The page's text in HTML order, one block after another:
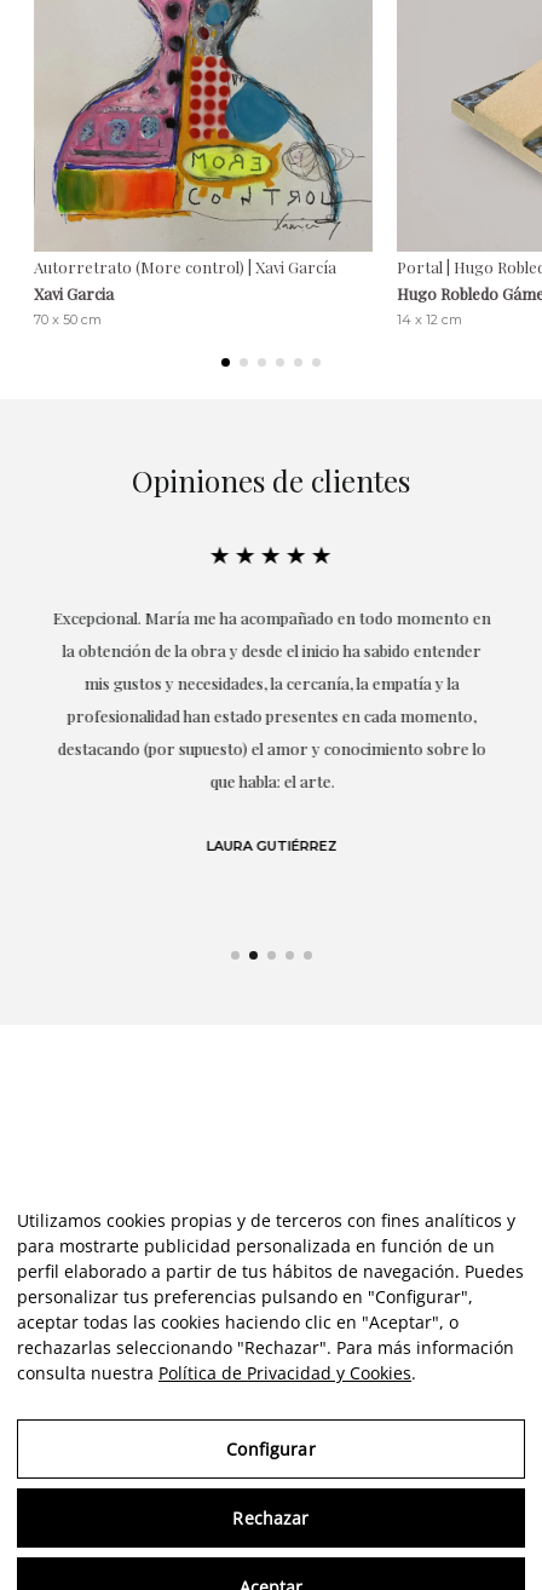
Autorretrato (More control) | Xavi García
Xavi Garcia
70 x 50 cm
Portal | Hugo
Hugo Robledo
14 x 12 cm
Opiniones de clientes
★★★★★
Excepcional. María me ha acompañado en todo momento en
la obtención de la obra y desde el inicio ha sabido entender
mis gustos y necesidades, la cercanía, la empatía y la
profesionalidad han estado presentes en cada momento,
destacando (por supuesto) el amor y conocimiento sobre lo
que habla: el arte.
LAURA GUTIÉRREZ
Utilizamos cookies propias y de terceros con fines analíticos y
para mostrarte publicidad personalizada en función de un
perfil elaborado a partir de tus hábitos de navegación. Puedes
personalizar tus preferencias pulsando en "Configurar",
aceptar todas las cookies haciendo clic en "Aceptar", o
rechazarlas seleccionando "Rechazar". Para más información
consulta nuestra Política de Privacidad y Cookies.
Configurar
Rechazar